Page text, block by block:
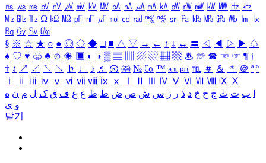
㎱ ㎲ ㎳ ㎴ ㎵ ㎶ ㎷ ㎸ ㎹ ㎀ ㎁ ㎂ ㎃ ㎄ ㎺ ㎻ ㎽ ㎾ ㎿ ㎐ ㎑
㎒ ㎓ ㎔ Ω ㏀ ㏁ ㎊ ㎋ ㎌ ㏖ ㏅ ㎭ ㎮ ㎯ ㏛ ㎩ ㎪ ㎫ ㎬ ㏝ ㏐
㏓
㏃ ㏉ ㏜ ㏆
§ ※ ☆ ★ ○ ● ◎ ◇ ◆ □ ■ △ ▽ → ← ↑ ↓ ↔ 〓 ◁ ◀ ▷ ▶ ♤
♠ ♡ ♥ ♧ ♣ ⊙ ◈ ▣ ◐ ◑ ▒ ▤ ▨ ▧ ▦ ▩ ♨ ☏ ☎ ☜ ☞ ¶ †
‡ ↕ ↗ ↙ ↖ ↘ ♭ ♩ ♪ ♬ ㉿ ㈜ № ㏇ ™ ㏂ ㏘ ℡ ＃ ＆ ＊ ＠ ª º
ⅰ
ⅱ ⅲ ⅳ ⅴ ⅵ ⅶ ⅷ ⅸ ⅹ Ⅳ Ⅴ Ⅵ Ⅶ Ⅷ Ⅸ Ⅹ
ب ت ث ج ح خ د ذ ر ز س ش ص ض ط ظ ع غ ف ق ک ل م ن ه
و ی
닫기